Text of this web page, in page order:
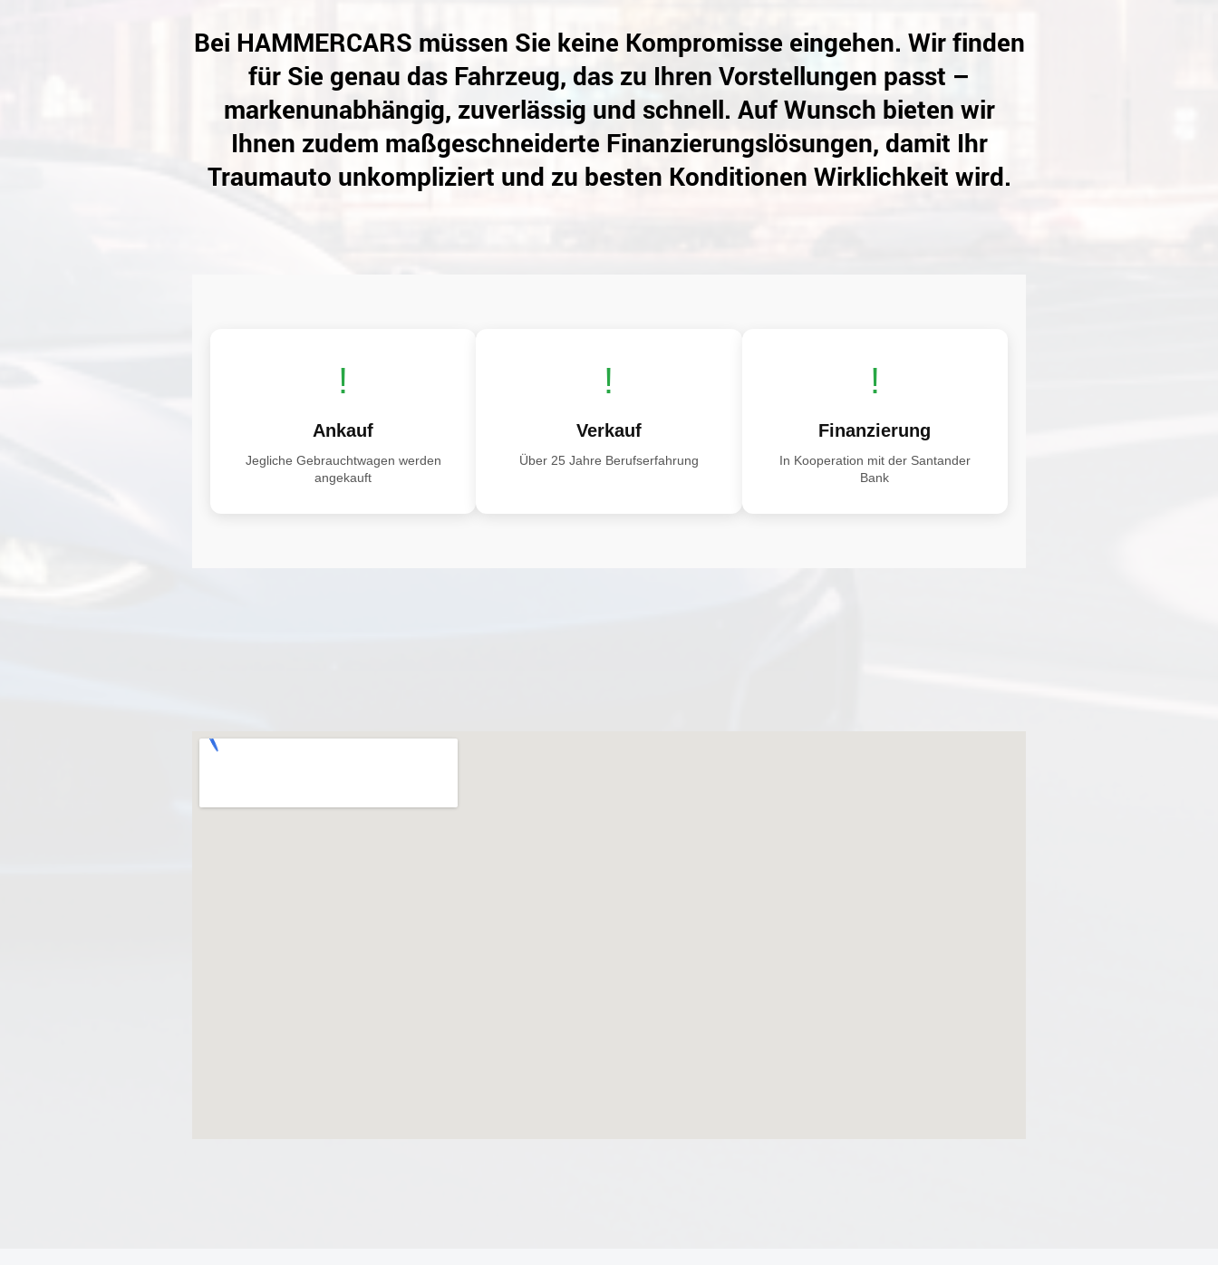
Bei HAMMERCARS müssen Sie keine Kompromisse eingehen. Wir finden
für Sie genau das Fahrzeug, das zu Ihren Vorstellungen passt –
markenunabhängig, zuverlässig und schnell. Auf Wunsch bieten wir
Ihnen zudem maßgeschneiderte Finanzierungslösungen, damit Ihr
Traumauto unkompliziert und zu besten Konditionen Wirklichkeit wird.
!
Ankauf
Jegliche Gebrauchtwagen werden
angekauft
!
Verkauf
Über 25 Jahre Berufserfahrung
!
Finanzierung
In Kooperation mit der Santander
Bank